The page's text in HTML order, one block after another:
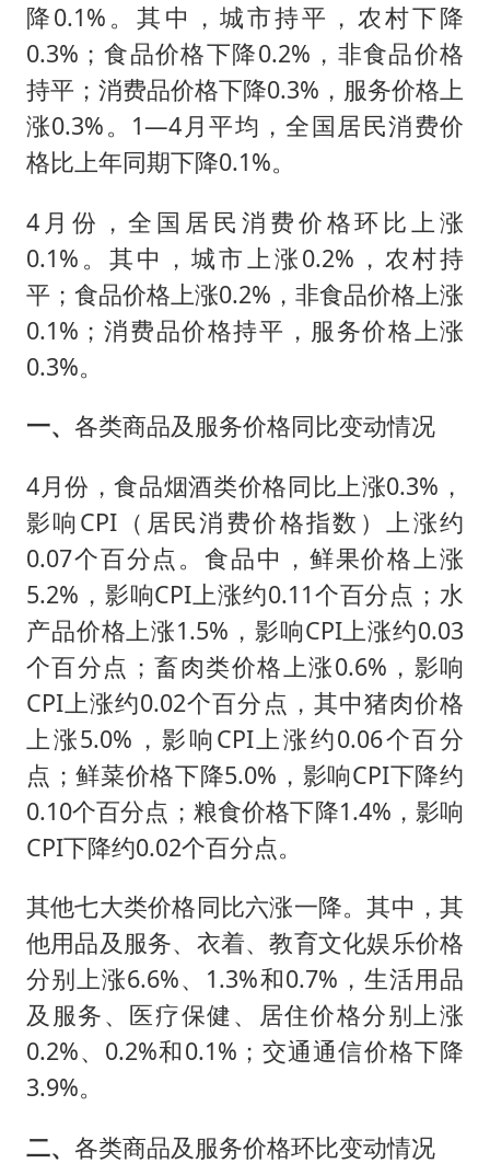
降0.1%。其中，城市持平，农村下降
0.3%；食品价格下降0.2%，非食品价格
持平；消费品价格下降0.3%，服务价格上
涨0.3%。1—4月平均，全国居民消费价
格比上年同期下降0.1%。
4月份，全国居民消费价格环比上涨
0.1%。其中，城市上涨0.2%，农村持
平；食品价格上涨0.2%，非食品价格上涨
0.1%；消费品价格持平，服务价格上涨
0.3%。
一、 各类商品及服务价格同比变动情况
4月份，食品烟酒类价格同比上涨0.3%，
影响CPI（居民消费价格指数）上涨约
0.07个百分点。食品中，鲜果价格上涨
5.2%，影响CPI上涨约0.11个百分点；水
产品价格上涨1.5%，影响CPI上涨约0.03
个百分点；畜肉类价格上涨0.6%，影响
CPI上涨约0.02个百分点，其中猪肉价格
上涨5.0%，影响CPI上涨约0.06个百分
点；鲜菜价格下降5.0%，影响CPI下降约
0.10个百分点；粮食价格下降1.4%，影响
CPI下降约0.02个百分点。
其他七大类价格同比六涨一降。其中，其
他用品及服务、衣着、教育文化娱乐价格
分别上涨6.6%、1.3%和0.7%，生活用品
及服务、医疗保健、居住价格分别上涨
0.2%、0.2%和0.1%；交通通信价格下降
3.9%。
二、 各类商品及服务价格环比变动情况